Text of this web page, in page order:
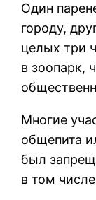
Один
городу,
целых три
в зоопарк,
Многие
общепита
был
в том